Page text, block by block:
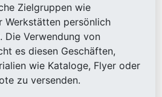
Zielgruppen wie
persönlich
Die Verwendung von
es diesen Geschäften,
wie Kataloge, Flyer oder
zu versenden.